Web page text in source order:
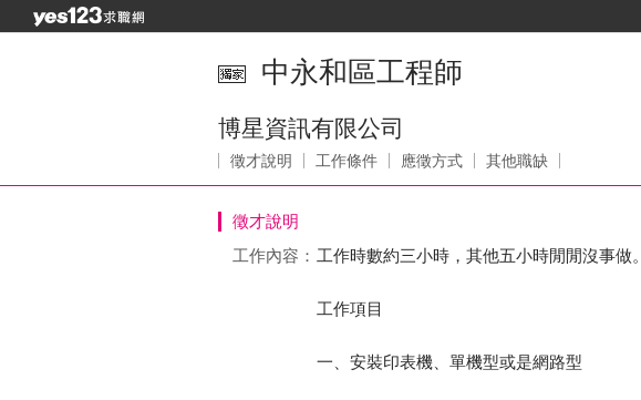
中永和區工程師
博星資訊有限公司
徵才說明 工作條件 應徵方式 其他職缺
徵才說明
工作內容： 工作時數約三小時，其他五小時閒閒沒事做。
工作項目
一、安裝印表機、單機型或是網路型